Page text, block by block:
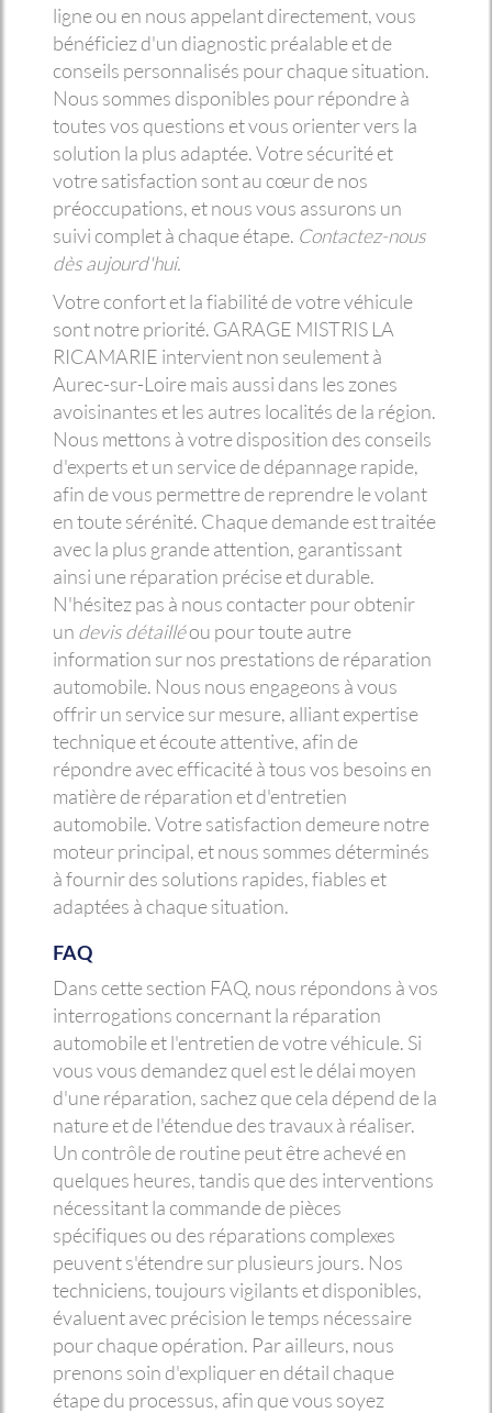
ligne ou en nous appelant directement, vous
bénéficiez d'un diagnostic préalable et de
conseils personnalisés pour chaque situation.
Nous sommes disponibles pour répondre à
toutes vos questions et vous orienter vers la
solution la plus adaptée. Votre sécurité et
votre satisfaction sont au cœur de nos
préoccupations, et nous vous assurons un
suivi complet à chaque étape. Contactez-nous
dès aujourd'hui.
Votre confort et la fiabilité de votre véhicule
sont notre priorité. GARAGE MISTRIS LA
RICAMARIE intervient non seulement à
Aurec-sur-Loire mais aussi dans les zones
avoisinantes et les autres localités de la région.
Nous mettons à votre disposition des conseils
d'experts et un service de dépannage rapide,
afin de vous permettre de reprendre le volant
en toute sérénité. Chaque demande est traitée
avec la plus grande attention, garantissant
ainsi une réparation précise et durable.
N'hésitez pas à nous contacter pour obtenir
un devis détailléou pour toute autre
information sur nos prestations de réparation
automobile. Nous nous engageons à vous
offrir un service sur mesure, alliant expertise
technique et écoute attentive, afin de
répondre avec efficacité à tous vos besoins en
matière de réparation et d'entretien
automobile. Votre satisfaction demeure notre
moteur principal, et nous sommes déterminés
à fournir des solutions rapides, fiables et
adaptées à chaque situation.
FAQ
Dans cette section FAQ, nous répondons à vos
interrogations concernant la réparation
automobile et l'entretien de votre véhicule. Si
vous vous demandez quel est le délai moyen
d'une réparation, sachez que cela dépend de la
nature et de l'étendue des travaux à réaliser.
Un contrôle de routine peut être achevé en
quelques heures, tandis que des interventions
nécessitant la commande de pièces
spécifiques ou des réparations complexes
peuvent s'étendre sur plusieurs jours. Nos
techniciens, toujours vigilants et disponibles,
évaluent avec précision le temps nécessaire
pour chaque opération. Par ailleurs, nous
prenons soin d'expliquer en détail chaque
étape du processus, afin que vous soyez